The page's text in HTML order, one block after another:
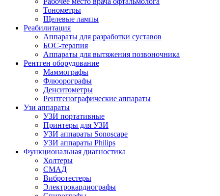
Тонометры
Щелевые лампы
Реабилитация
Аппараты для разработки суставов
БОС-терапия
Аппараты для вытяжения позвоночника
Рентген оборудование
Маммографы
Флюорографы
Денситометры
Рентгенографические аппараты
Узи аппараты
УЗИ портативные
Принтеры для УЗИ
УЗИ аппараты Sonoscape
УЗИ аппараты Philips
Функциональная диагностика
Холтеры
СМАД
Вибротестеры
Электрокардиографы